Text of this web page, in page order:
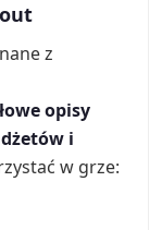
z
opisy
i
w grze: